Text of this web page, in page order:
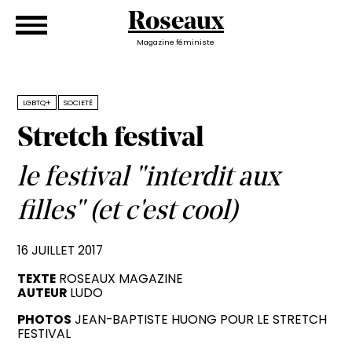
Roseaux
Magazine féministe
LGBTQ+ SOCIETÉ
Stretch festival
le festival "interdit aux
filles" (et c'est cool)
16 JUILLET 2017
TEXTE ROSEAUX MAGAZINE
AUTEUR LUDO
PHOTOS JEAN-BAPTISTE HUONG POUR LE STRETCH
FESTIVAL